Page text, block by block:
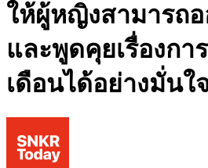
ให้ผู้หญิงสามารถ
และพูดคุยเรื่องกา
เดือนได้อย่างมั่นใ